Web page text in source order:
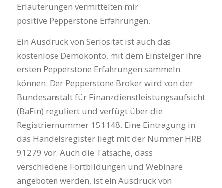
Erläuterungen vermittelten mir
positive Pepperstone Erfahrungen.
Ein Ausdruck von Seriosität ist auch das
kostenlose Demokonto, mit dem Einsteiger ihre
ersten Pepperstone Erfahrungen sammeln
können. Der Pepperstone Broker wird von der
Bundesanstalt für Finanzdienstleistungsaufsicht
(BaFin) reguliert und verfügt über die
Registriernummer 151148. Eine Eintragung in
das Handelsregister liegt mit der Nummer HRB
91279 vor. Auch die Tatsache, dass
verschiedene Fortbildungen und Webinare
angeboten werden, ist ein Ausdruck von